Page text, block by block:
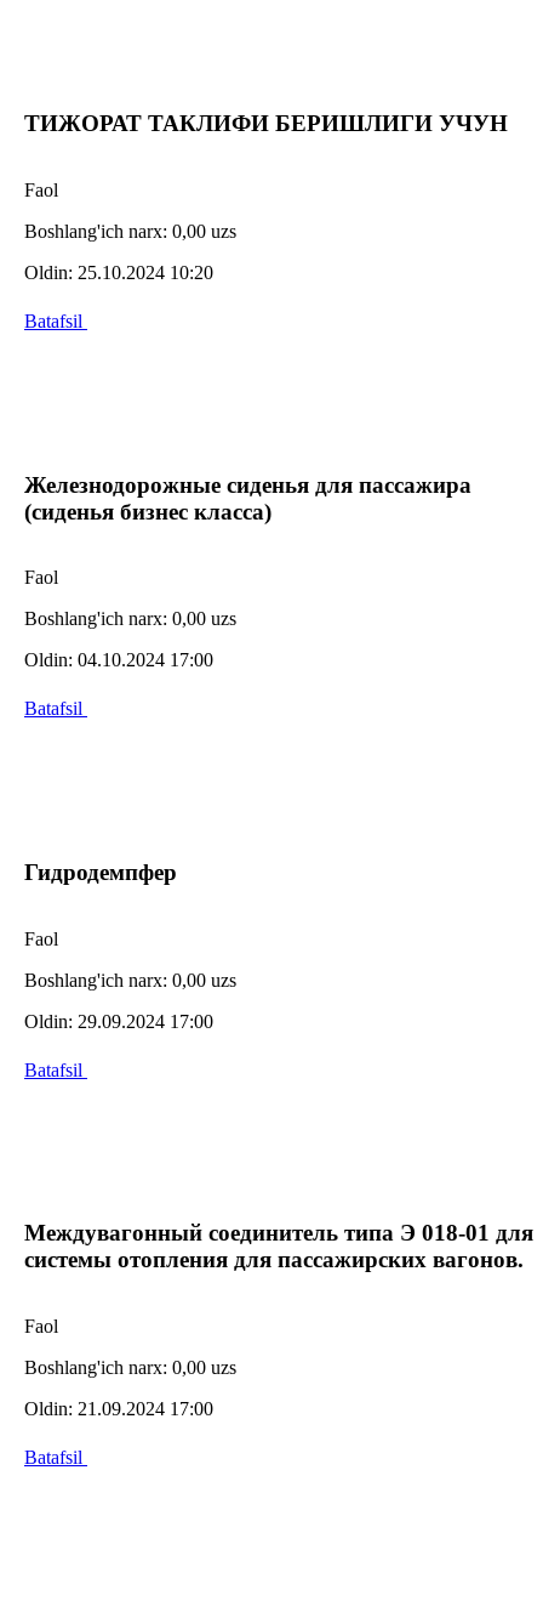
ТИЖОРАТ ТАКЛИФИ БЕРИШЛИГИ УЧУН
Faol
Boshlang'ich narx: 0,00 uzs
Oldin: 25.10.2024 10:20
Batafsil
Железнодорожные сиденья для пассажира
(сиденья бизнес класса)
Faol
Boshlang'ich narx: 0,00 uzs
Oldin: 04.10.2024 17:00
Batafsil
Гидродемпфер
Faol
Boshlang'ich narx: 0,00 uzs
Oldin: 29.09.2024 17:00
Batafsil
Междувагонный соединитель типа Э 018-01 для
системы отопления для пассажирских вагонов.
Faol
Boshlang'ich narx: 0,00 uzs
Oldin: 21.09.2024 17:00
Batafsil